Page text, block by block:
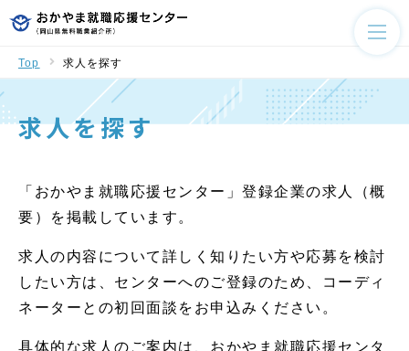
Top 求人を探す
求人を探す
「おかやま就職応援センター」登録企業の求人（概
要）を掲載しています。
求人の内容について詳しく知りたい方や応募を検討
したい方は、センターへのご登録のため、コーディ
ネーターとの初回面談をお申込みください。
具体的な求人のご案内は、おかやま就職応援センタ